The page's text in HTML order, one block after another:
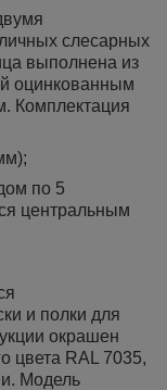
слесарных
выполнена из
оцинкованным
Комплектация
по 5
центральным
и полки для
окрашен
цвета RAL 7035,
Модель